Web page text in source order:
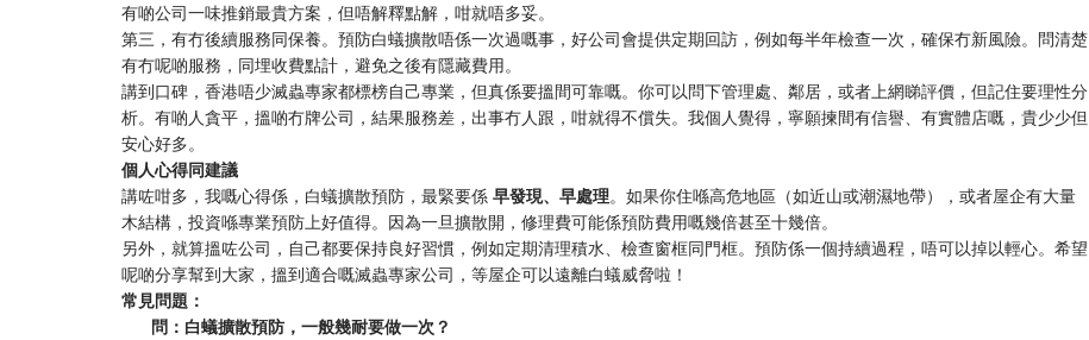
有啲公司一味推銷最貴方案，但唔解釋點解，咁就唔多妥。
第三，有冇後續服務同保養。預防白蟻擴散唔係一次過嘅事，好公司會提供定期回訪，例如每半年檢查一次，確保冇新風險。問清楚
有冇呢啲服務，同埋收費點計，避免之後有隱藏費用。
講到口碑，香港唔少滅蟲專家都標榜自己專業，但真係要搵間可靠嘅。你可以問下管理處、鄰居，或者上網睇評價，但記住要理性分
析。有啲人貪平，搵啲冇牌公司，結果服務差，出事冇人跟，咁就得不償失。我個人覺得，寧願揀間有信譽、有實體店嘅，貴少少但
安心好多。
個人心得同建議
講咗咁多，我嘅心得係，白蟻擴散預防，最緊要係 早發現、早處理。如果你住喺高危地區（如近山或潮濕地帶），或者屋企有大量
木結構，投資喺專業預防上好值得。因為一旦擴散開，修理費可能係預防費用嘅幾倍甚至十幾倍。
另外，就算搵咗公司，自己都要保持良好習慣，例如定期清理積水、檢查窗框同門框。預防係一個持續過程，唔可以掉以輕心。希望
呢啲分享幫到大家，搵到適合嘅滅蟲專家公司，等屋企可以遠離白蟻威脅啦！
常見問題：
問：白蟻擴散預防，一般幾耐要做一次？